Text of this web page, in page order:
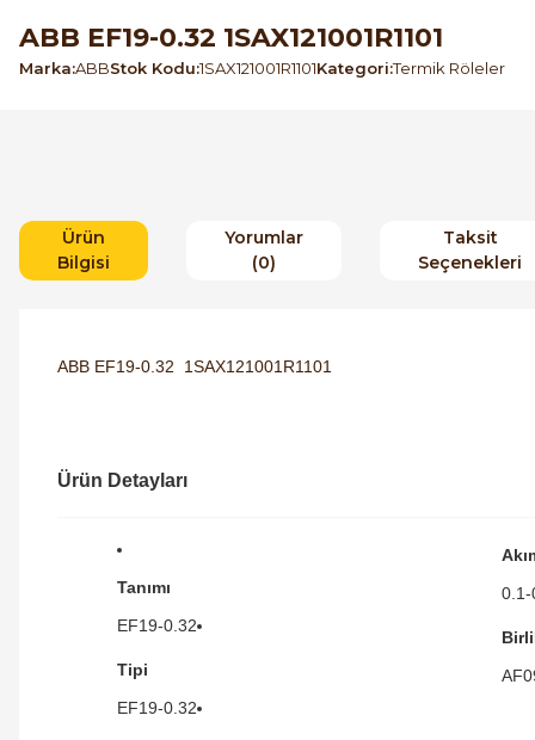
ABB EF19-0.32 1SAX121001R1101
Marka ABBStok Kodu 1SAX121001R1101Kategori Termik Röleler
Ürün
Bilgisi
Yorumlar
(0)
Taksit
Seçenekleri
ABB EF19-0.32 1SAX121001R1101
Ürün Detayları
Tanımı
EF19-0.32
Tipi
EF19-0.32
0.1-